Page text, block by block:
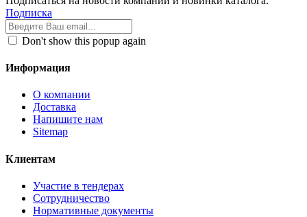
Подписка
Don't show this popup again
Информация
О компании
Доставка
Напишите нам
Sitemap
Клиентам
Участие в тендерах
Сотрудничество
Нормативные документы